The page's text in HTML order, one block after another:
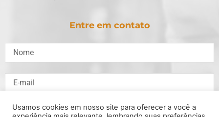
Entre em contato
Usamos cookies em nosso site para oferecer a você a